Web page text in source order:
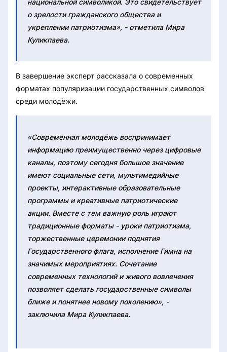
о зрелости гражданского общества и
укреплении патриотизма», - отметила Мира
Куликпаева.
В завершение эксперт рассказала о современных
форматах популяризации государственных символов
среди молодёжи.
«Современная молодёжь воспринимает
информацию преимущественно через цифровые
каналы, поэтому сегодня большое значение
имеют социальные сети, мультимедийные
проекты, интерактивные образовательные
программы и креативные патриотические
акции. Вместе с тем важную роль играют
традиционные форматы - уроки патриотизма,
торжественные церемонии поднятия
Государственного флага, исполнение Гимна на
значимых мероприятиях. Сочетание
современных технологий и живого вовлечения
позволяет сделать государственные символы
ближе и понятнее новому поколению», -
заключила Мира Куликпаева.